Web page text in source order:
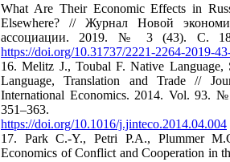
What Are Their Economic Effects in
Elsewhere? // Журнал Новой
ассоциации. 2019. № 3 (43). С.
https://doi.org/10.31737/2221-2264-2019-
16. Melitz J., Toubal F. Native Language,
Language, Translation and Trade //
International Economics. 2014. Vol. 93.
351–363.
https://doi.org/10.1016/j.jinteco.2014.04.004
17. Park C.-Y., Petri P.A., Plummer
Economics of Conflict and Cooperation in